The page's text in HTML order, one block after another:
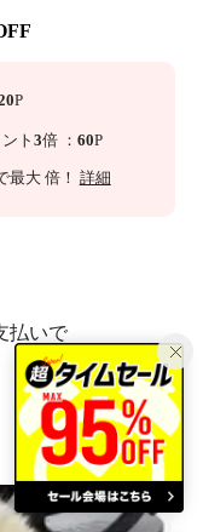
P
ト 3倍 ： 60P
最大 倍！ 詳細
払いで